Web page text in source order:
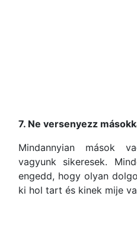
7. Ne versenyezz
Mindannyian mások
vagyunk sikeresek.
engedd, hogy olyan
ki hol tart és kinek mije